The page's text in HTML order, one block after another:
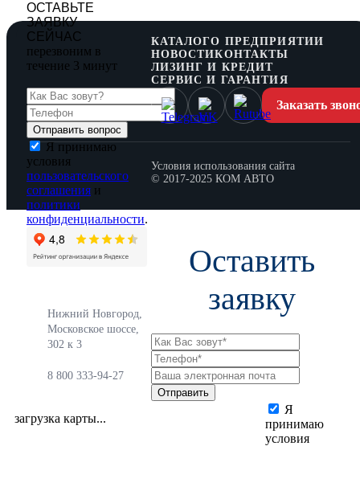
ОСТАВЬТЕ
ЗАЯВКУ
СЕЙЧАС
перезвоним в
течение 3 минут
Я принимаю
условия
пользовательского
соглашения и
политики
конфиденциальности.
Нижний Новгород,
Московское шоссе,
302 к 3
8 800 333-94-27
загрузка карты...
КАТАЛОГО ПРЕДПРИЯТИИ
НОВОСТИКОНТАКТЫ
ЛИЗИНГ И КРЕДИТ
СЕРВИС И ГАРАНТИЯ
Заказать
Условия использования сайта
© 2017-2025 КОМ АВТО
Оставить
заявку
Я
принимаю
условия